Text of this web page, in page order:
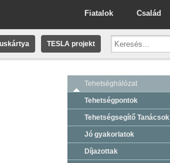
Család
Fiatalok
TESLA projekt
Tehetséghálózat
Tehetségpontok
Tehetségsegítő Tanácsok
Jó gyakorlatok
Díjazottak